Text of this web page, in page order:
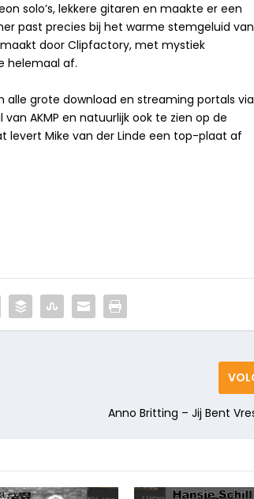
solo’s, lekkere gitaren en maakte er een
past precies bij het warme stemgeluid van
door Clipfactory, met mystiek
helemaal af.
alle grote download en streaming portals via
AKMP en natuurlijk ook te zien op de
levert Mike van der Linde een top-plaat af
Anno Britting – Jij Bent